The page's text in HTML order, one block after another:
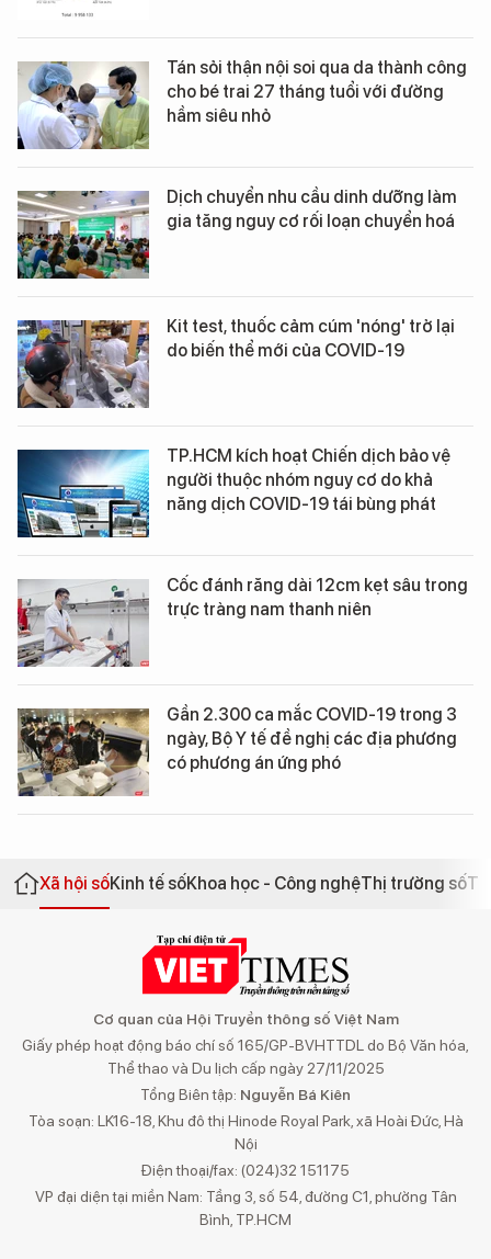
Tán sỏi thận nội soi qua da thành công
cho bé trai 27 tháng tuổi với đường
hầm siêu nhỏ
Dịch chuyển nhu cầu dinh dưỡng làm
gia tăng nguy cơ rối loạn chuyển hoá
Kit test, thuốc cảm cúm 'nóng' trở lại
do biến thể mới của COVID-19
TP.HCM kích hoạt Chiến dịch bảo vệ
người thuộc nhóm nguy cơ do khả
năng dịch COVID-19 tái bùng phát
Cốc đánh răng dài 12cm kẹt sâu trong
trực tràng nam thanh niên
Gần 2.300 ca mắc COVID-19 trong 3
ngày, Bộ Y tế đề nghị các địa phương
có phương án ứng phó
Xã hội sốKinh tế sốKhoa học - Công nghệThị trường số
Cơ quan của Hội Truyền thông số Việt Nam
Giấy phép hoạt động báo chí số 165/GP-BVHTTDL do Bộ Văn hóa,
Thể thao và Du lịch cấp ngày 27/11/2025
Tổng Biên tập: Nguyễn Bá Kiên
Tòa soạn: LK16-18, Khu đô thị Hinode Royal Park, xã Hoài Đức, Hà
Nội
Điện thoại/fax: (024)32 151175
VP đại diện tại miền Nam: Tầng 3, số 54, đường C1, phường Tân
Bình, TP.HCM